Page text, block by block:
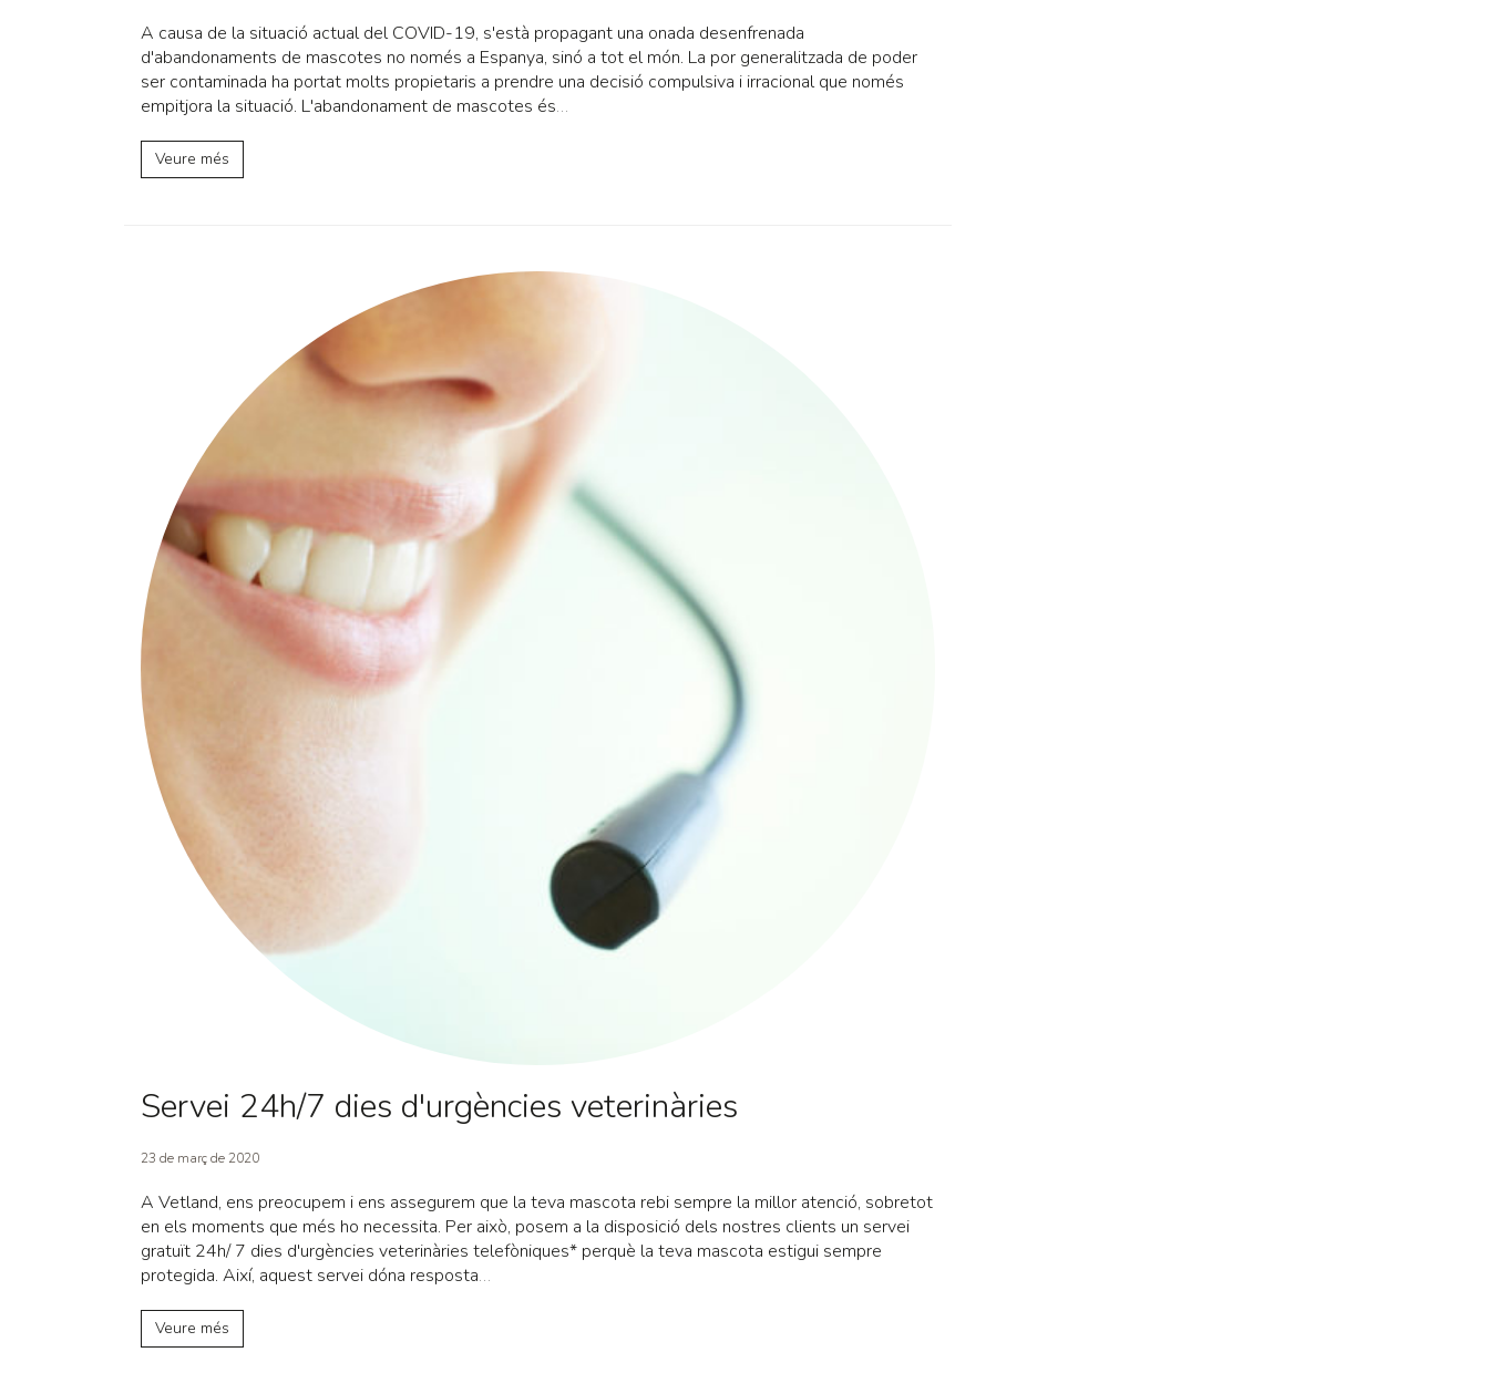
A causa de la situació actual del COVID-19, s'està propagant una onada desenfrenada
d'abandonaments de mascotes no només a Espanya, sinó a tot el món. La por generalitzada de poder
ser contaminada ha portat molts propietaris a prendre una decisió compulsiva i irracional que només
empitjora la situació. L'abandonament de mascotes és…
Veure més
Servei 24h/7 dies d'urgències veterinàries
23 de març de 2020
A Vetland, ens preocupem i ens assegurem que la teva mascota rebi sempre la millor atenció, sobretot
en els moments que més ho necessita. Per això, posem a la disposició dels nostres clients un servei
gratuït 24h/ 7 dies d'urgències veterinàries telefòniques* perquè la teva mascota estigui sempre
protegida. Així, aquest servei dóna resposta…
Veure més